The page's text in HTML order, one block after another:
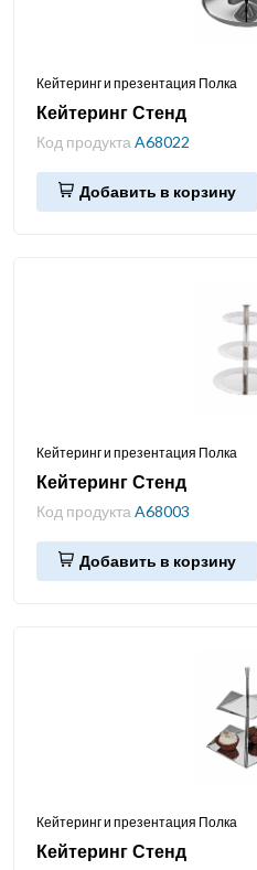
Кейтеринг и презентация Полка
Кейтеринг Стенд
Код продукта A68022
Добавить в корзину
Кейтеринг и презентация Полка
Кейтеринг Стенд
Код продукта A68003
Добавить в корзину
Кейтеринг и презентация Полка
Кейтеринг Стенд